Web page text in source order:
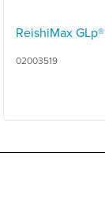
ReishiMax GLp®
02003519